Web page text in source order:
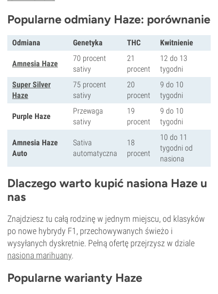
Popularne odmiany Haze: porównanie
Odmiana Genetyka THC Kwitnienie
Amnesia Haze
70 procent
sativy
21
procent
12 do 13
tygodni
Super Silver
Haze
75 procent
sativy
20
procent
9 do 10
tygodni
Purple Haze
Przewaga
sativy
19
procent
9 do 10
tygodni
Amnesia Haze
Auto
Sativa
automatyczna
18
procent
10 do 11
tygodni od
nasiona
Dlaczego warto kupić nasiona Haze u
nas
Znajdziesz tu całą rodzinę w jednym miejscu, od klasyków
po nowe hybrydy F1, przechowywanych świeżo i
wysyłanych dyskretnie. Pełną ofertę przejrzysz w dziale
nasiona marihuany.
Popularne warianty Haze